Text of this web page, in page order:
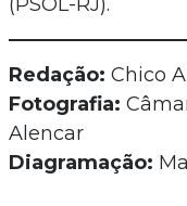
Redação: Chico
Fotografia:
Alencar
Diagramação: